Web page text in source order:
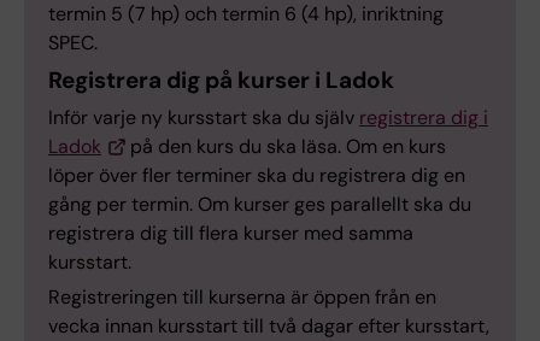
termin 5 (7 hp) och termin 6 (4 hp), inriktning
SPEC.
Registrera dig på kurser i Ladok
Inför varje ny kursstart ska du själv registrera dig i
Ladok
på den kurs du ska läsa. Om en kurs
löper över fler terminer ska du registrera dig en
gång per termin. Om kurser ges parallellt ska du
registrera dig till flera kurser med samma
kursstart.
Registreringen till kurserna är öppen från en
vecka innan kursstart till två dagar efter kursstart,